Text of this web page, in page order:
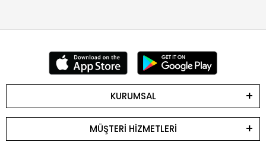
KURUMSAL
MÜŞTERİ HİZMETLERİ